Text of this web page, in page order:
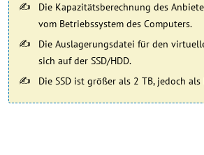
Die Kapazitätsberechnung des
vom Betriebssystem des Computers.
Die Auslagerungsdatei für den
sich auf der SSD/HDD.
Die SSD ist größer als 2 TB, jedoch